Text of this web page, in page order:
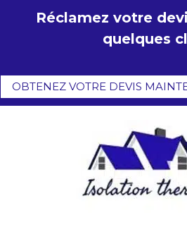
Réclamez votre
quelques
OBTENEZ VOTRE DEVIS